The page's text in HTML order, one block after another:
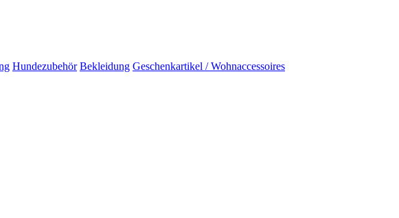
Hundezubehör Bekleidung Geschenkartikel / Wohnaccessoires